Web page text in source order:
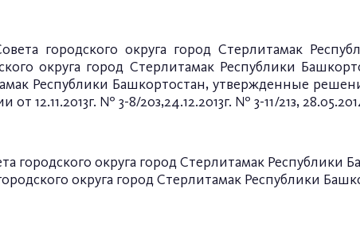
городского округа город Стерлитамак
округа город Стерлитамак Республики
Республики Башкортостан, утвержденные
12.11.2013г. № 3-8/20з,24.12.2013г. № 3-11/21з,
городского округа город Стерлитамак Республики
округа город Стерлитамак Республики